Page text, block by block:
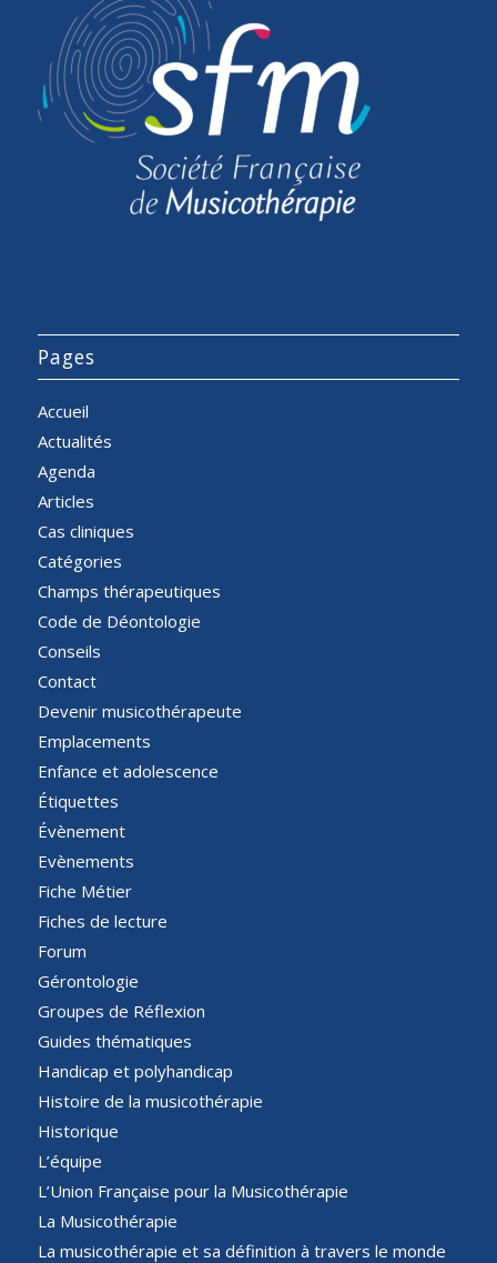
Pages
Accueil
Actualités
Agenda
Articles
Cas cliniques
Catégories
Champs thérapeutiques
Code de Déontologie
Conseils
Contact
Devenir musicothérapeute
Emplacements
Enfance et adolescence
Étiquettes
Évènement
Evènements
Fiche Métier
Fiches de lecture
Forum
Gérontologie
Groupes de Réflexion
Guides thématiques
Handicap et polyhandicap
Histoire de la musicothérapie
Historique
L’équipe
L’Union Française pour la Musicothérapie
La Musicothérapie
La musicothérapie et sa définition à travers le monde